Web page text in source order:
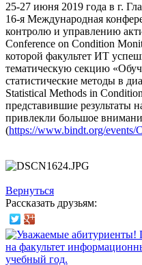
25-27 июня 2019 года в г.
16-я Международная
контролю и управлению
Conference on Condition
которой факультет ИТ
тематическую секцию
статистические методы в
Statistical Methods in
представившие результаты
привлекли большое
(https://www.bindt.org/events/
Вернуться
Рассказать друзьям: